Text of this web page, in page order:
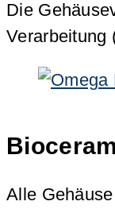
Die
Verarbeitung
Alle